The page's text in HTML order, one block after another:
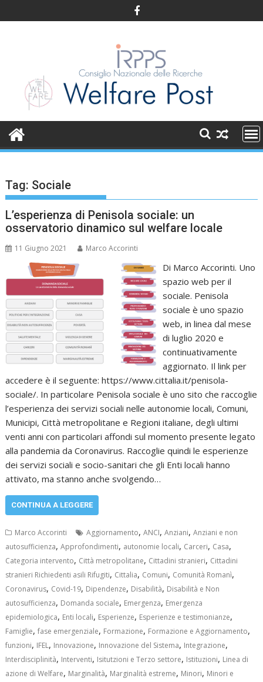
to
Tag: Sociale
L’esperienza di Penisola sociale: un
osservatorio dinamico sul welfare locale
11 Giugno 2021 Marco Accorinti
Di Marco Accorinti. Uno
spazio web per il
sociale. Penisola
sociale è uno spazio
web, in linea dal mese
di luglio 2020 e
continuativamente
aggiornato. Il link per
accedere è il seguente: https://www.cittalia.it/penisola-
sociale/. In particolare Penisola sociale è uno sito che raccoglie
l’esperienza dei servizi sociali nelle autonomie locali, Comuni,
Municipi, Città metropolitane e Regioni italiane, degli ultimi
venti anni con particolari affondi sul momento presente legato
alla pandemia da Coronavirus. Raccoglie quindi le esperienze
dei servizi sociali e socio-sanitari che gli Enti locali hanno
attivato, ma stanno anche svolgendo…
CONTINUA A LEGGERE
Marco Accorinti Aggiornamento,ANCI,Anziani,Anziani e non
autosufficienza,Approfondimenti, autonomie locali, Carceri, Casa,
Categoria intervento, Città metropolitane, Cittadini stranieri, Cittadini
stranieri Richiedenti asili Rifugiti, Cittalia, Comuni, Comunità Romanì,
Coronavirus, Covid-19, Dipendenze, Disabilità, Disabilità e Non
autosufficienza, Domanda sociale, Emergenza, Emergenza
epidemiologica, Enti locali, Esperienze, Esperienze e testimonianze,
Famiglie,fase emergenziale, Formazione, Formazione e Aggiornamento,
funzioni, IFEL, Innovazione, Innovazione del Sistema, Integrazione,
Interdisciplinità, Interventi, Isitutzioni e Terzo settore, Istituzioni, Linea di
azione di Welfare, Marginalità, Marginalità estreme, Minori, Minori e